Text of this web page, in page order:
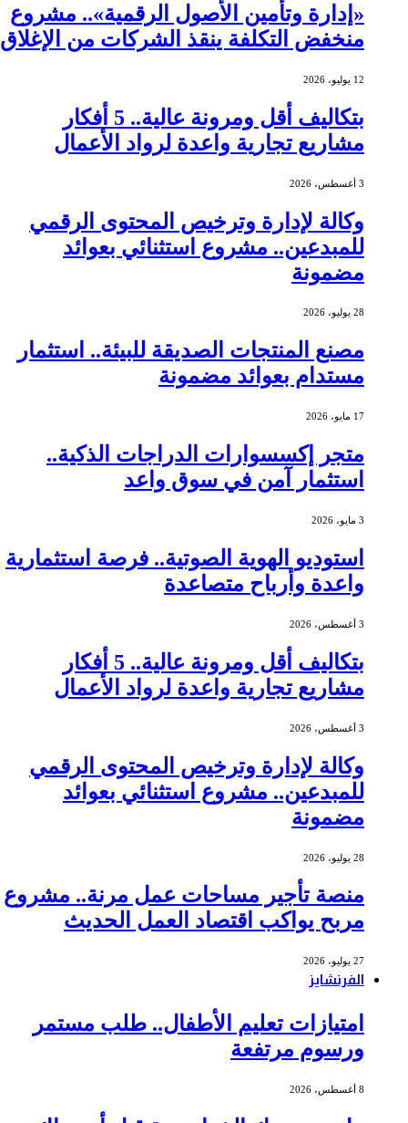
«إدارة وتأمين الأصول الرقمية».. مشروع
منخفض التكلفة ينقذ الشركات من الإغلاق
12 يوليو، 2026
بتكاليف أقل ومرونة عالية.. 5 أفكار
مشاريع تجارية واعدة لرواد الأعمال
3 أغسطس، 2026
وكالة لإدارة وترخيص المحتوى الرقمي
للمبدعين.. مشروع استثنائي بعوائد
مضمونة
28 يوليو، 2026
مصنع المنتجات الصديقة للبيئة.. استثمار
مستدام بعوائد مضمونة
17 مايو، 2026
متجر إكسسوارات الدراجات الذكية..
استثمار آمن في سوق واعد
3 مايو، 2026
استوديو الهوية الصوتية.. فرصة استثمارية
واعدة وأرباح متصاعدة
3 أغسطس، 2026
بتكاليف أقل ومرونة عالية.. 5 أفكار
مشاريع تجارية واعدة لرواد الأعمال
3 أغسطس، 2026
وكالة لإدارة وترخيص المحتوى الرقمي
للمبدعين.. مشروع استثنائي بعوائد
مضمونة
28 يوليو، 2026
منصة تأجير مساحات عمل مرنة.. مشروع
مربح يواكب اقتصاد العمل الحديث
27 يوليو، 2026
الفرنشايز
امتيازات تعليم الأطفال.. طلب مستمر
ورسوم مرتفعة
8 أغسطس، 2026